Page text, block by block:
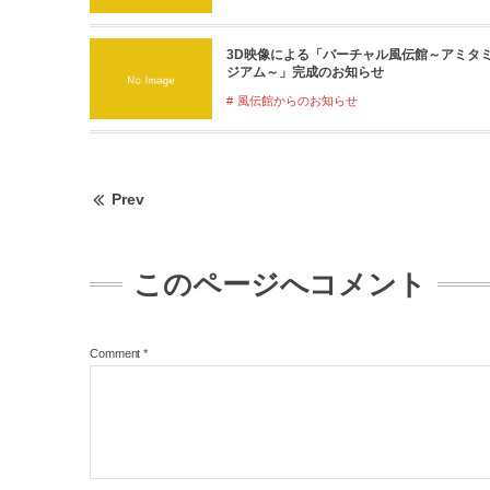
3D映像による「バーチャル風伝館～アミタ
ジアム～」完成のお知らせ
風伝館からのお知らせ
Prev
このページへコメント
Comment *